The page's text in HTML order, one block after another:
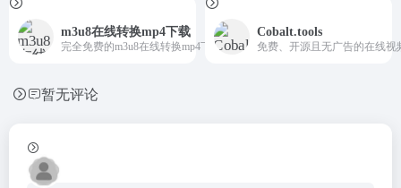
m3u8在线转换mp4下载
完全免费的m3u8在线转换mp4下载工具
Cobalt.tools
免费、开源且无广告的在线视
暂无评论